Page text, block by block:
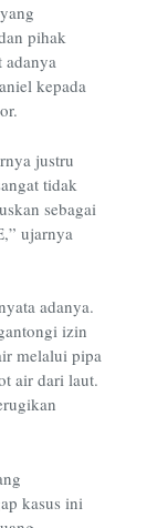
pihak
adanya
kepada
justru
tidak
sebagai
ujarnya
adanya.
izin
melalui pipa
air dari laut.
kasus ini